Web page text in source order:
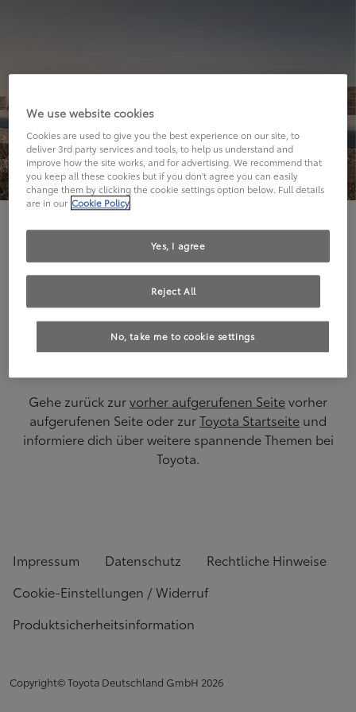
Hier geht's leider nicht weiter.
Die angeforderte Seite kann leider nicht gefunden
werden.
Gehe zurück zurvorher aufgerufenen Seitevorher
aufgerufenen Seite oder zurToyota Startseite und
informiere dich über weitere spannende Themen bei
Toyota.
Impressum Datenschutz
Rechtliche Hinweise
Cookie-Einstellungen / Widerruf
Produktsicherheitsinformation
Copyright© Toyota Deutschland GmbH 2026
We use website cookies
Cookies are used to give you the best experience on our site, to
deliver 3rd party services and tools, to help us understand and
improve how the site works, and for advertising. We recommend that
you keep all these cookies but if you don't agree you can easily
change them by clicking the cookie settings option below. Full details
are in our Cookie Policy
No, take me to cookie settings
Reject All
Yes, I agree